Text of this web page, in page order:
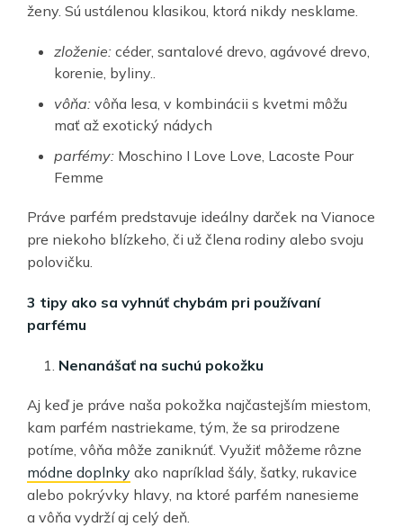
ženy. Sú ustálenou klasikou, ktorá nikdy nesklame.
zloženie: céder, santalové drevo, agávové drevo,
korenie, byliny..
vôňa: vôňa lesa, v kombinácii s kvetmi môžu
mať až exotický nádych
parfémy: Moschino I Love Love, Lacoste Pour
Femme
Práve parfém predstavuje ideálny darček na Vianoce
pre niekoho blízkeho, či už člena rodiny alebo svoju
polovičku.
3 tipy ako sa vyhnúť chybám pri používaní
parfému
Nenanášať na suchú pokožku
Aj keď je práve naša pokožka najčastejším miestom,
kam parfém nastriekame, tým, že sa prirodzene
potíme, vôňa môže zaniknúť. Využiť môžeme rôzne
módne doplnky ako napríklad šály, šatky, rukavice
alebo pokrývky hlavy, na ktoré parfém nanesieme
a vôňa vydrží aj celý deň.